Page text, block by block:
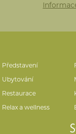
Představení
Ubytování
Restaurace
Relax a wellness